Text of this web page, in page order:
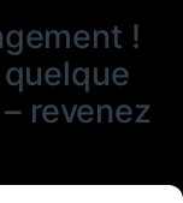
!
revenez